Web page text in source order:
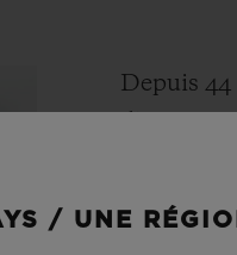
Depuis 44
Subtil
et vision
/ UNE